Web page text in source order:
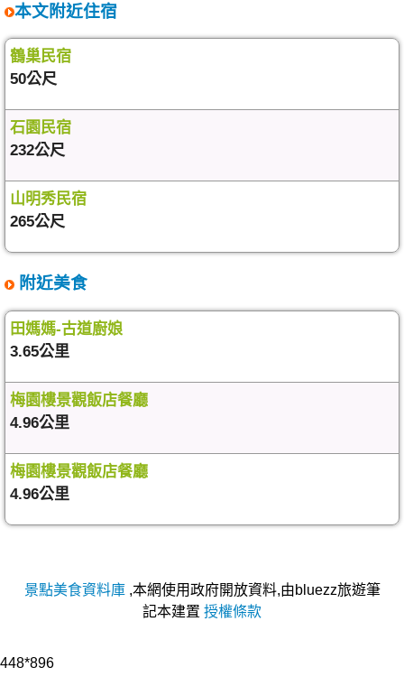
本文附近住宿
鶴巢民宿
50公尺
石園民宿
232公尺
山明秀民宿
265公尺
附近美食
田媽媽-古道廚娘
3.65公里
梅園樓景觀飯店餐廳
4.96公里
梅園樓景觀飯店餐廳
4.96公里
景點美食資料庫,本網使用政府開放資料,由bluezz旅遊筆
記本建置 授權條款
448*896